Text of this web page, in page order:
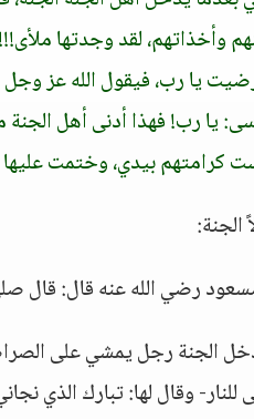
وأخذاتهم، لقد وجدتها
رضيت يا رب، فيقول الله عز
يا رب! فهذا أدنى أهل الجنة
كرامتهم بيدي، وختمت
الجنة:
رضي الله عنه قال: قال
الجنة رجل يمشي على
للنار- وقال لها: تبارك الذي